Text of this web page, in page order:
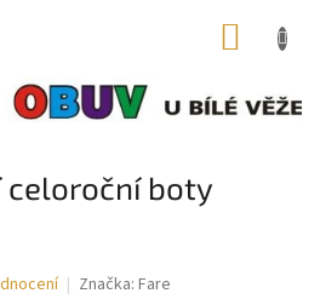
celoroční boty
Značka: Fare